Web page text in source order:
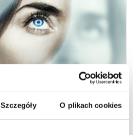
Szczegóły O plikach cookies